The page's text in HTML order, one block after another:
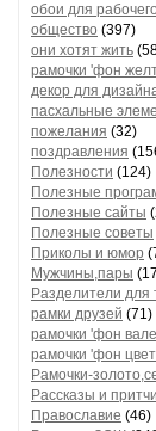
обои для
общество (397)
они хотят жить
рамочки 'фон
декор для
пасхальные
пожелания (32)
поздравления
Полезности (124)
Полезные
Полезные сайты
Полезные советы
Приколы и юмор
Мужчины,пары
Разделители для
рамки друзей (71)
рамочки 'фон
рамочки 'фон
Рамочки-
Рассказы и притчи
Православие (46)